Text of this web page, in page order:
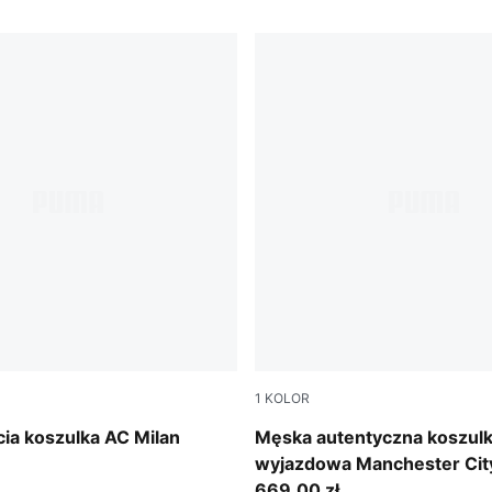
koszulka AC Milan
Glowing Red
1 KOLOR
Męska autentyczna
wyjazdowa Manchester
PUMA Black-Flaxen